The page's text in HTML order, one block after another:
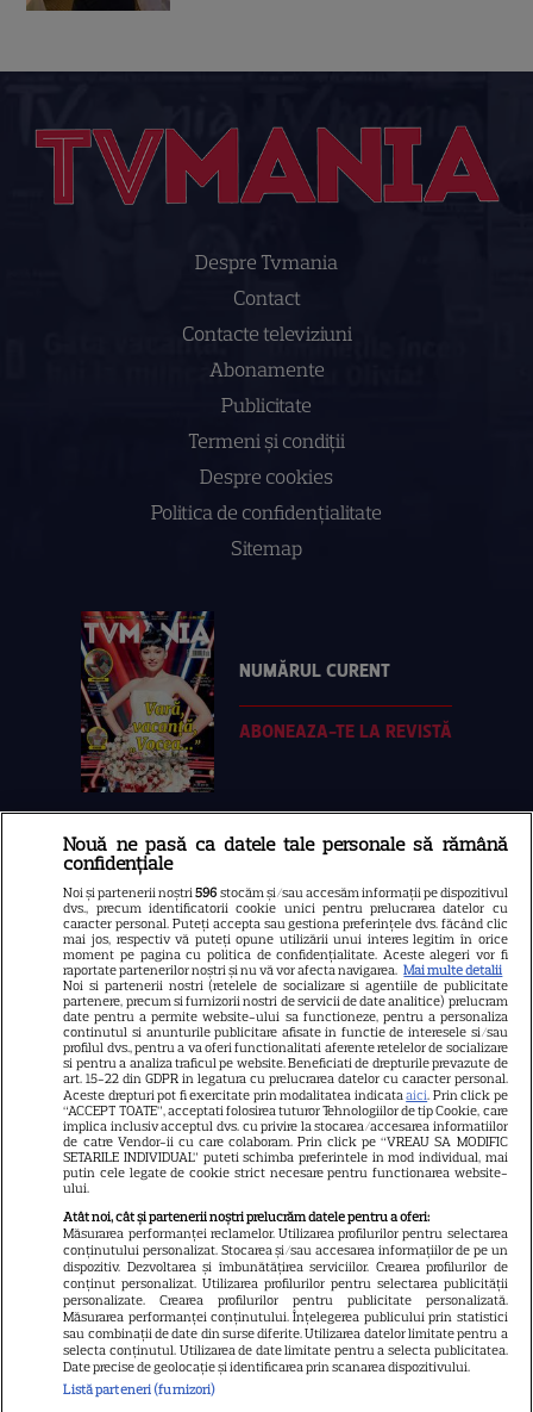
Despre Tvmania
Contact
Contacte televiziuni
Abonamente
Publicitate
Termeni și condiții
Despre cookies
Politica de confidenţialitate
Sitemap
NUMĂRUL CURENT
ABONEAZA-TE LA REVISTĂ
Libertatea
Libertatea pentru femei
GSP
Știri mondene
Avantaje
Elle
Unica
Retete practice
URMĂREȘTE-NE PE
Copyright2026 Ringier Romania – Toate Drepturile rezervate
Nouă ne pasă ca datele tale personale să rămână
confidențiale
Noi și partenerii noștri596 stocăm și/sau accesăm informații pe dispozitivul
dvs., precum identificatorii cookie unici pentru prelucrarea datelor cu
caracter personal. Puteți accepta sau gestiona preferințele dvs. făcând clic
mai jos, respectiv vă puteți opune utilizării unui interes legitim în orice
moment pe pagina cu politica de confidențialitate. Aceste alegeri vor fi
raportate partenerilor noștri și nu vă vor afecta navigarea. Mai multe detalii
Noi si partenerii nostri (retelele de socializare si agentiile de publicitate
partenere, precum si furnizorii nostri de servicii de date analitice) prelucram
date pentru a permite website-ului sa functioneze, pentru a personaliza
continutul si anunturile publicitare afisate in functie de interesele si/sau
profilul dvs., pentru a va oferi functionalitati aferente retelelor de socializare
si pentru a analiza traficul pe website. Beneficiati de drepturile prevazute de
art. 15-22 din GDPR in legatura cu prelucrarea datelor cu caracter personal.
Aceste drepturi pot fi exercitate prin modalitatea indicataaici. Prin click pe
“ACCEPT TOATE”, acceptati folosirea tuturor Tehnologiilor de tip Cookie, care
implica inclusiv acceptul dvs. cu privire la stocarea/accesarea informatiilor
de catre Vendor-ii cu care colaboram. Prin click pe “VREAU SA MODIFIC
SETARILE INDIVIDUAL” puteti schimba preferintele in mod individual, mai
putin cele legate de cookie strict necesare pentru functionarea website-
ului.
Atât noi, cât și partenerii noștri prelucrăm datele pentru a oferi:
Măsurarea performanței reclamelor. Utilizarea profilurilor pentru selectarea
conținutului personalizat. Stocarea și/sau accesarea informațiilor de pe un
dispozitiv. Dezvoltarea și îmbunătățirea serviciilor. Crearea profilurilor de
conținut personalizat. Utilizarea profilurilor pentru selectarea publicității
personalizate. Crearea profilurilor pentru publicitate personalizată.
Măsurarea performanței conținutului. Înțelegerea publicului prin statistici
sau combinații de date din surse diferite. Utilizarea datelor limitate pentru a
selecta conținutul. Utilizarea de date limitate pentru a selecta publicitatea.
Date precise de geolocație și identificarea prin scanarea dispozitivului.
Listă parteneri (furnizori)